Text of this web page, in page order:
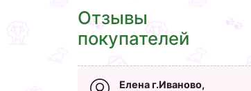
Отзывы
покупателей
Елена г.Иваново,